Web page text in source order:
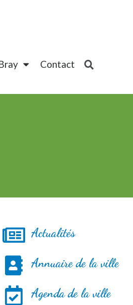
Contact
Actualités
Annuaire de la ville
Agenda de la ville